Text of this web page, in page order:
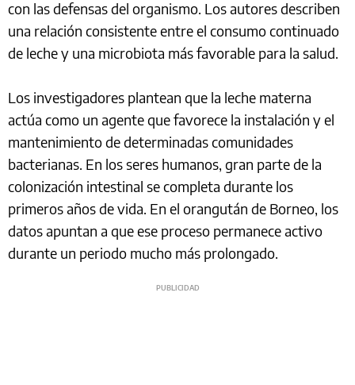
con las defensas del organismo. Los autores describen
una relación consistente entre el consumo continuado
de leche y una microbiota más favorable para la salud.
Los investigadores plantean que la leche materna
actúa como un agente que favorece la instalación y el
mantenimiento de determinadas comunidades
bacterianas. En los seres humanos, gran parte de la
colonización intestinal se completa durante los
primeros años de vida. En el orangután de Borneo, los
datos apuntan a que ese proceso permanece activo
durante un periodo mucho más prolongado.